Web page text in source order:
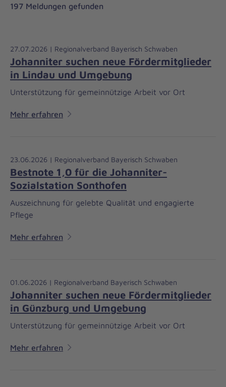
197 Meldungen gefunden
27.07.2026 | Regionalverband Bayerisch Schwaben
Johanniter suchen neue Fördermitglieder
in Lindau und Umgebung
Unterstützung für gemeinnützige Arbeit vor Ort
Mehr erfahren
23.06.2026 | Regionalverband Bayerisch Schwaben
Bestnote 1,0 für die Johanniter-
Sozialstation Sonthofen
Auszeichnung für gelebte Qualität und engagierte
Pflege
Mehr erfahren
01.06.2026 | Regionalverband Bayerisch Schwaben
Johanniter suchen neue Fördermitglieder
in Günzburg und Umgebung
Unterstützung für gemeinnützige Arbeit vor Ort
Mehr erfahren